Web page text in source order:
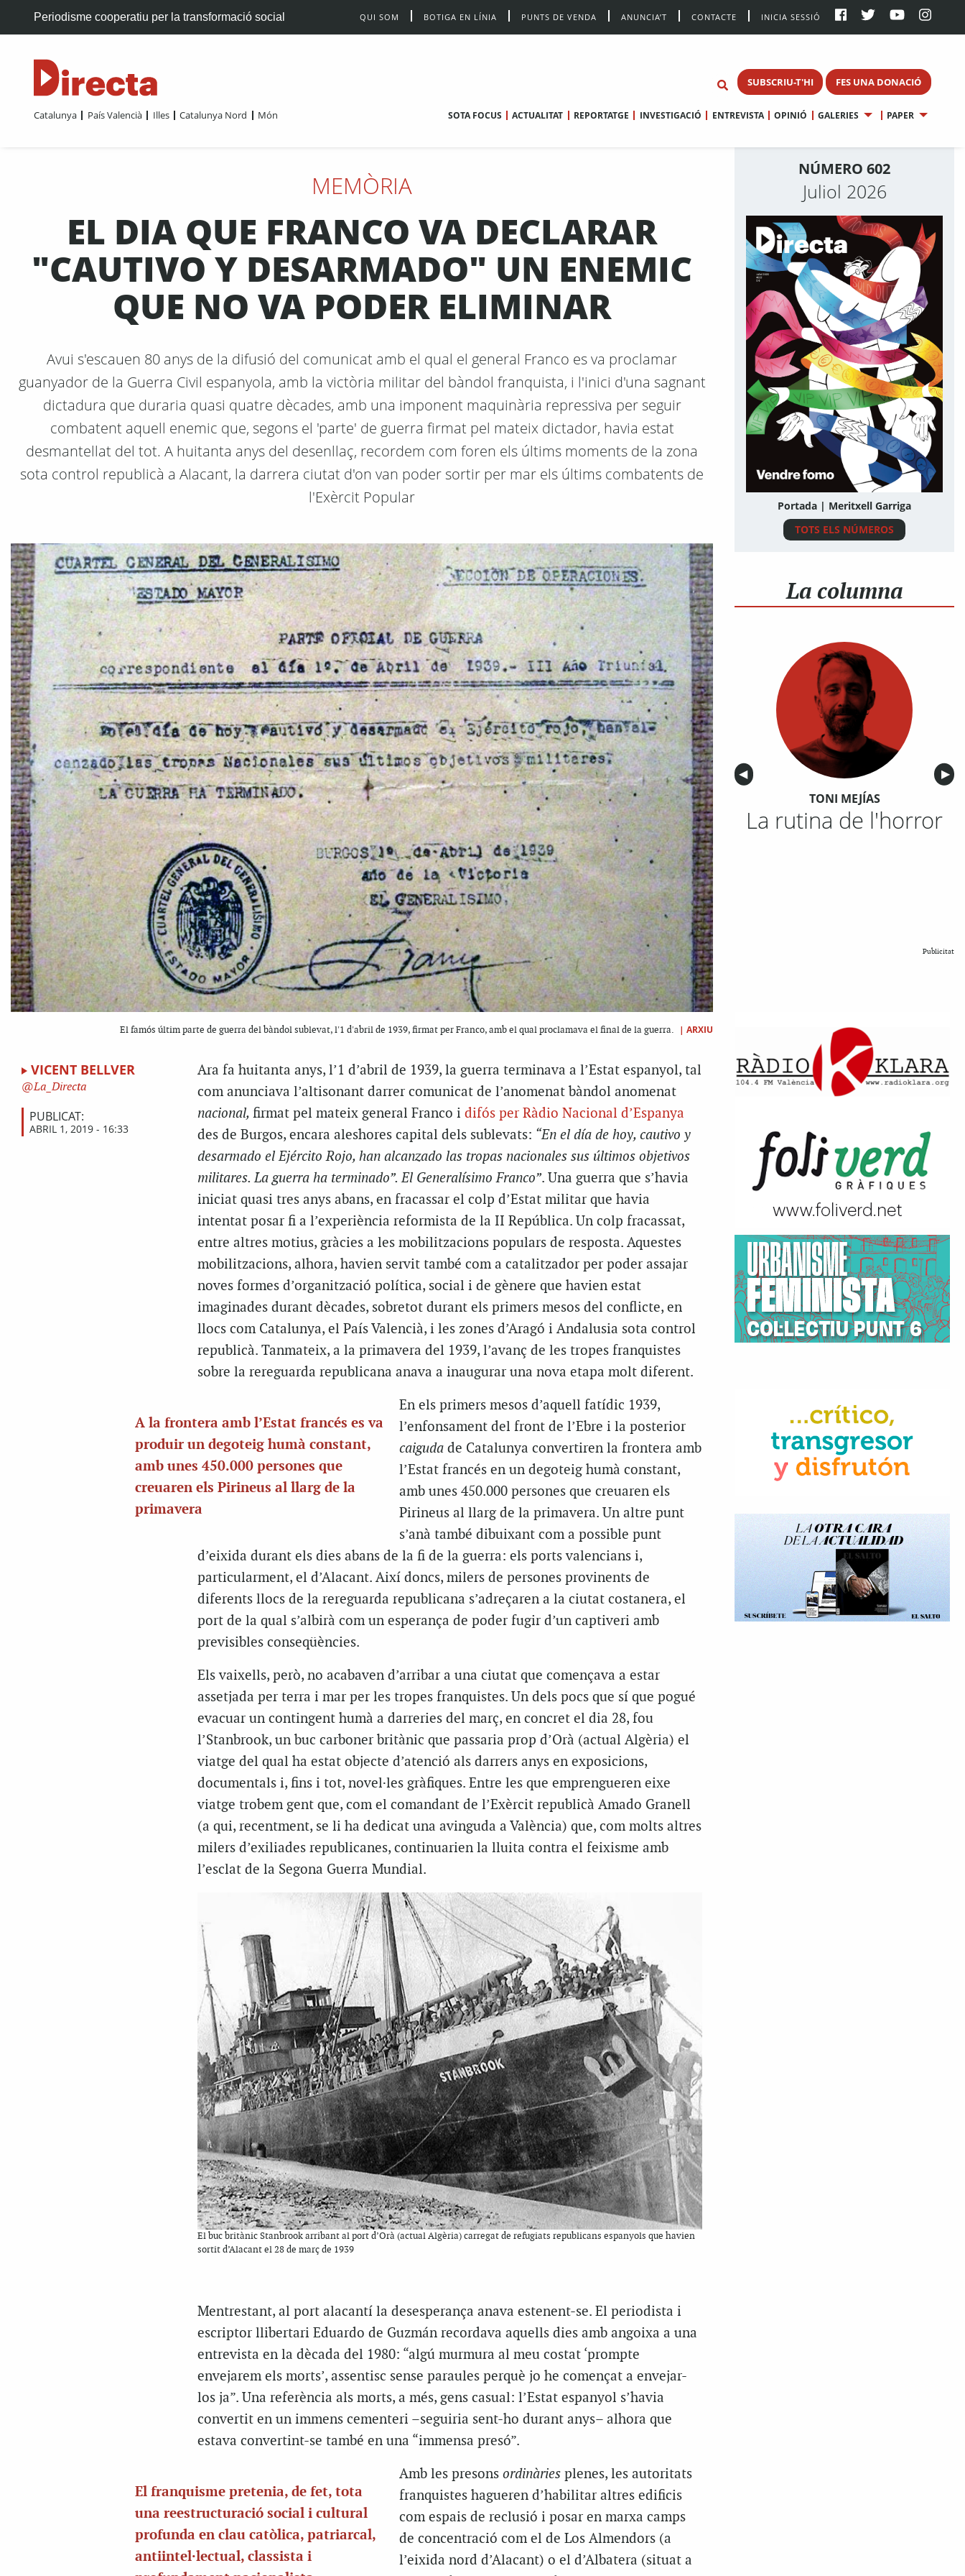
Periodisme cooperatiu per la transformació social QUI SOM BOTIGA EN LÍNIA PUNTS DE VENDA ANUNCIA’T CONTACTE INICIA SESSIÓ
SUBSCRIU-T'HI FES UNA DONACIÓ
Catalunya País Valencià Illes Catalunya Nord Món SOTA FOCUS ACTUALITAT REPORTATGE INVESTIGACIÓ ENTREVISTA OPINIÓ GALERIES PAPER
MEMÒRIA
EL DIA QUE FRANCO VA DECLARAR
"CAUTIVO Y DESARMADO" UN ENEMIC
QUE NO VA PODER ELIMINAR
Avui s'escauen 80 anys de la difusió del comunicat amb el qual el general Franco es va proclamar
guanyador de la Guerra Civil espanyola, amb la victòria militar del bàndol franquista, i l'inici d'una sagnant
dictadura que duraria quasi quatre dècades, amb una imponent maquinària repressiva per seguir
combatent aquell enemic que, segons el 'parte' de guerra firmat pel mateix dictador, havia estat
desmantellat del tot. A huitanta anys del desenllaç, recordem com foren els últims moments de la zona
sota control republicà a Alacant, la darrera ciutat d'on van poder sortir per mar els últims combatents de
l'Exèrcit Popular
El famós últim parte de guerra del bàndol sublevat, l'1 d'abril de 1939, firmat per Franco, amb el qual proclamava el final de la guerra. | ARXIU
VICENT BELLVER
La_Directa
PUBLICAT:
ABRIL 1, 2019 - 16:33
Ara fa huitanta anys, l’1 d’abril de 1939, la guerra terminava a l’Estat espanyol, tal
com anunciava l’altisonant darrer comunicat de l’anomenat bàndol anomenat
nacional, firmat pel mateix general Franco i difós per Ràdio Nacional d’Espanya
des de Burgos, encara aleshores capital dels sublevats: “En el día de hoy, cautivo y
desarmado el Ejército Rojo, han alcanzado las tropas nacionales sus últimos objetivos
militares. La guerra ha terminado”. El Generalísimo Franco”. Una guerra que s’havia
iniciat quasi tres anys abans, en fracassar el colp d’Estat militar que havia
intentat posar fi a l’experiència reformista de la II República. Un colp fracassat,
entre altres motius, gràcies a les mobilitzacions populars de resposta. Aquestes
mobilitzacions, alhora, havien servit també com a catalitzador per poder assajar
noves formes d’organització política, social i de gènere que havien estat
imaginades durant dècades, sobretot durant els primers mesos del conflicte, en
llocs com Catalunya, el País Valencià, i les zones d’Aragó i Andalusia sota control
republicà. Tanmateix, a la primavera del 1939, l’avanç de les tropes franquistes
sobre la rereguarda republicana anava a inaugurar una nova etapa molt diferent.
A la frontera amb l’Estat francés es va
produir un degoteig humà constant,
amb unes 450.000 persones que
creuaren els Pirineus al llarg de la
primavera
En els primers mesos d’aquell fatídic 1939,
l’enfonsament del front de l’Ebre i la posterior
caigudade Catalunya convertiren la frontera amb
l’Estat francés en un degoteig humà constant,
amb unes 450.000 persones que creuaren els
Pirineus al llarg de la primavera. Un altre punt
s’anà també dibuixant com a possible punt
d’eixida durant els dies abans de la fi de la guerra: els ports valencians i,
particularment, el d’Alacant. Així doncs, milers de persones provinents de
diferents llocs de la rereguarda republicana s’adreçaren a la ciutat costanera, el
port de la qual s’albirà com un esperança de poder fugir d’un captiveri amb
previsibles conseqüències.
Els vaixells, però, no acabaven d’arribar a una ciutat que començava a estar
assetjada per terra i mar per les tropes franquistes. Un dels pocs que sí que pogué
evacuar un contingent humà a darreries del març, en concret el dia 28, fou
l’Stanbrook, un buc carboner britànic que passaria prop d’Orà (actual Algèria) el
viatge del qual ha estat objecte d’atenció als darrers anys en exposicions,
documentals i, fins i tot, novel·les gràfiques. Entre les que emprengueren eixe
viatge trobem gent que, com el comandant de l’Exèrcit republicà Amado Granell
(a qui, recentment, se li ha dedicat una avinguda a València) que, com molts altres
milers d’exiliades republicanes, continuarien la lluita contra el feixisme amb
l’esclat de la Segona Guerra Mundial.
El buc britànic Stanbrook arribant al port d’Orà (actual Algèria) carregat de refugiats republicans espanyols que havien
sortit d’Alacant el 28 de març de 1939
Mentrestant, al port alacantí la desesperança anava estenent-se. El periodista i
escriptor llibertari Eduardo de Guzmán recordava aquells dies amb angoixa a una
entrevista en la dècada del 1980: “algú murmura al meu costat ‘prompte
envejarem els morts’, assentisc sense paraules perquè jo he començat a envejar-
los ja”. Una referència als morts, a més, gens casual: l’Estat espanyol s’havia
convertit en un immens cementeri –seguiria sent-ho durant anys– alhora que
estava convertint-se també en una “immensa presó”.
El franquisme pretenia, de fet, tota
una reestructuració social i cultural
profunda en clau catòlica, patriarcal,
antiintel·lectual, classista i
Amb les presons ordinàriesplenes, les autoritats
franquistes hagueren d’habilitar altres edificis
com espais de reclusió i posar en marxa camps
de concentració com el de Los Almendors (a
l’eixida nord d’Alacant) o el d’Albatera (situat a
NÚMERO 602
Juliol 2026
Portada | Meritxell Garriga
TOTS ELS NÚMEROS
La columna
Anterior
◀︎ ▶︎
TONI MEJÍAS
La rutina de l'horror
Publicitat